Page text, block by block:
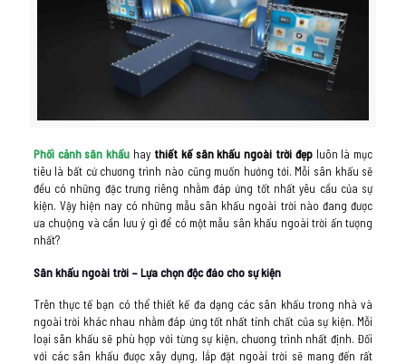
Phối cảnh sân khấu hay thiết kế sân khấu ngoài trời đẹpluôn là mục
tiêu là bất cứ chương trình nào cũng muốn hướng tới. Mỗi sân khấu sẽ
đều có những đặc trưng riêng nhằm đáp ứng tốt nhất yêu cầu của sự
kiện. Vậy hiện nay có những mẫu sân khấu ngoài trời nào đang được
ưa chuộng và cần lưu ý gì để có một mẫu sân khấu ngoài trời ấn tượng
nhất?
Sân khấu ngoài trời – Lựa chọn độc đáo cho sự kiện
Trên thực tế bạn có thể thiết kế đa dạng các sân khấu trong nhà và
ngoài trời khác nhau nhằm đáp ứng tốt nhất tính chất của sự kiện. Mỗi
loại sân khấu sẽ phù hợp với từng sự kiện, chương trình nhất định. Đối
với các sân khấu được xây dựng, lắp đặt ngoài trời sẽ mang đến rất